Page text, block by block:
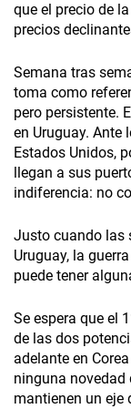
que el precio de
precios
Semana tras
toma como
pero persistente.
en Uruguay. Ante
Estados Unidos,
llegan a sus
indiferencia: no
Justo cuando las
Uruguay, la
puede tener
Se espera que el
de las dos
adelante en
ninguna novedad
mantienen un eje